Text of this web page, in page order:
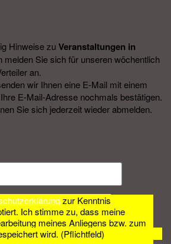
Hinweise zu Veranstal­tungen in
melden Sie sich für unseren wöchentlich
an.
wir Ihnen eine E-Mail mit einem
E-Mail-Adresse nochmals bestätigen.
Sie sich jederzeit wieder abmelden.​
zur Kenntnis
Ich stimme zu, dass meine
meines Anliegens bzw. zum
wird. (Pflichtfeld)